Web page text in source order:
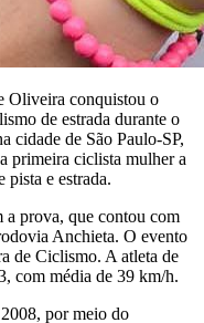
Oliveira conquistou o
de estrada durante o
cidade de São Paulo-SP,
primeira ciclista mulher a
pista e estrada.
a prova, que contou com
Anchieta. O evento
de Ciclismo. A atleta de
com média de 39 km/h.
por meio do